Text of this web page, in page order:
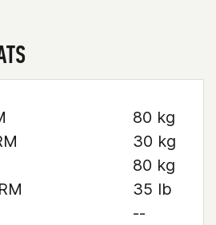
80 kg
30 kg
80 kg
35 lb
--